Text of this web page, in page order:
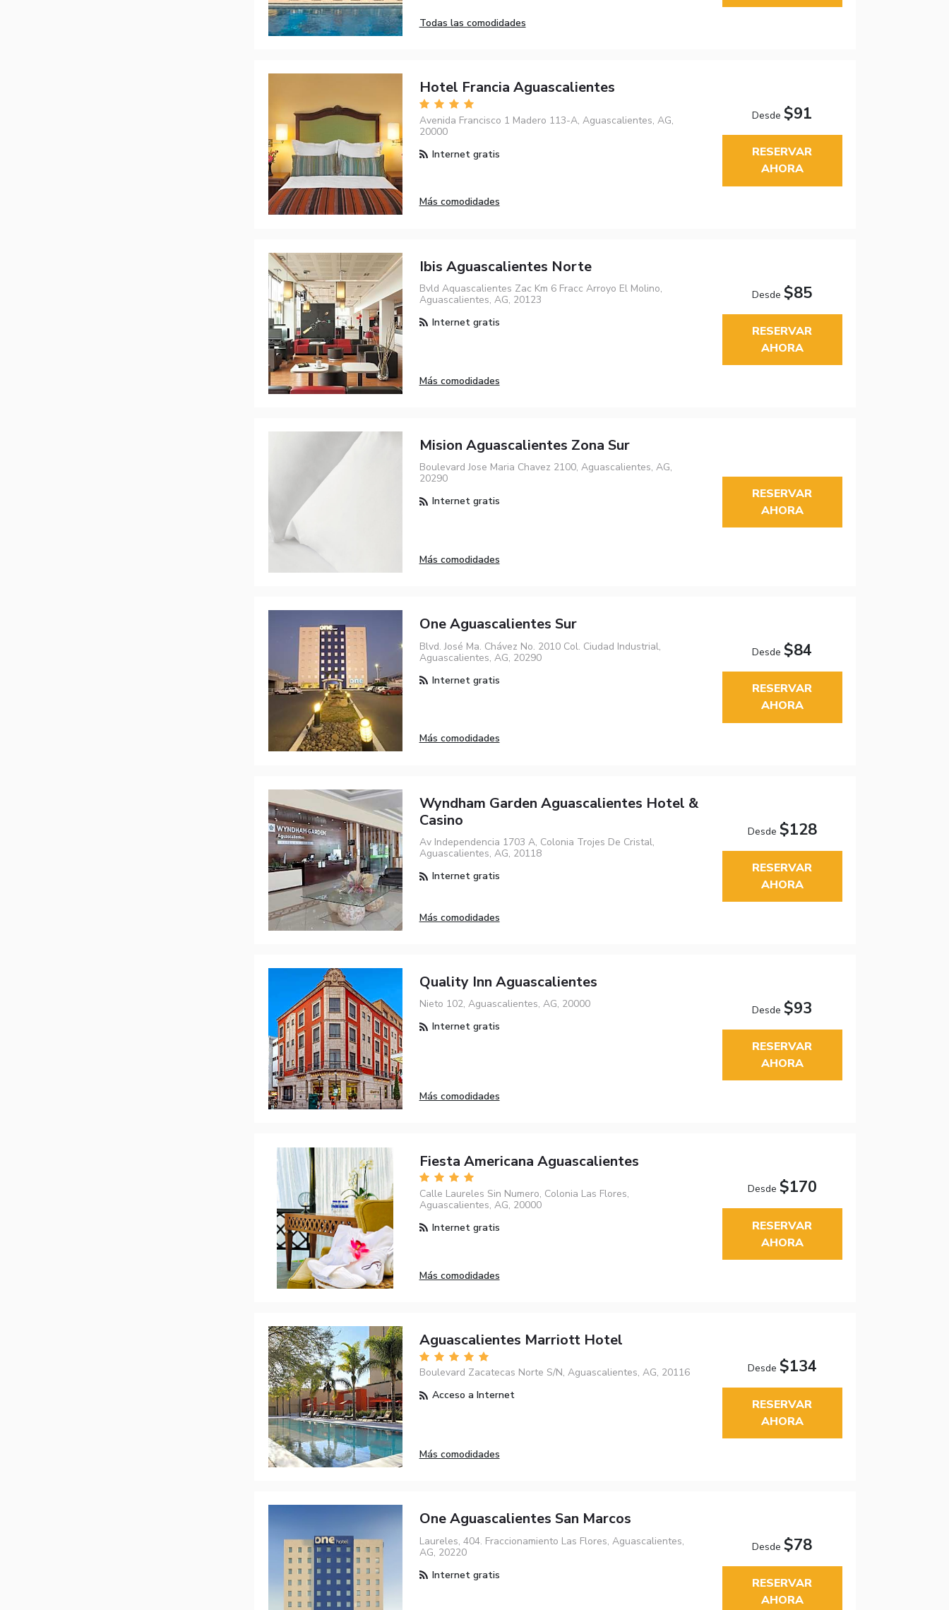
Todas las comodidades
Hotel Francia Aguascalientes
Avenida Francisco 1 Madero 113-A, Aguascalientes, AG,
20000
Internet gratis
Más comodidades
Desde$91
RESERVAR
AHORA
Ibis Aguascalientes Norte
Bvld Aquascalientes Zac Km 6 Fracc Arroyo El Molino,
Aguascalientes, AG, 20123
Internet gratis
Más comodidades
Desde$85
RESERVAR
AHORA
Mision Aguascalientes Zona Sur
Boulevard Jose Maria Chavez 2100, Aguascalientes, AG,
20290
Internet gratis
Más comodidades
RESERVAR
AHORA
One Aguascalientes Sur
Blvd. José Ma. Chávez No. 2010 Col. Ciudad Industrial,
Aguascalientes, AG, 20290
Internet gratis
Más comodidades
Desde$84
RESERVAR
AHORA
Wyndham Garden Aguascalientes Hotel &
Casino
Av Independencia 1703 A, Colonia Trojes De Cristal,
Aguascalientes, AG, 20118
Internet gratis
Más comodidades
Desde $128
RESERVAR
AHORA
Quality Inn Aguascalientes
Nieto 102, Aguascalientes, AG, 20000
Internet gratis
Más comodidades
Desde$93
RESERVAR
AHORA
Fiesta Americana Aguascalientes
Calle Laureles Sin Numero, Colonia Las Flores,
Aguascalientes, AG, 20000
Internet gratis
Más comodidades
Desde $170
RESERVAR
AHORA
Aguascalientes Marriott Hotel
Boulevard Zacatecas Norte S/N, Aguascalientes, AG, 20116
Acceso a Internet
Más comodidades
Desde $134
RESERVAR
AHORA
One Aguascalientes San Marcos
Laureles, 404. Fraccionamiento Las Flores, Aguascalientes,
AG, 20220
Internet gratis
Desde$78
RESERVAR
AHORA